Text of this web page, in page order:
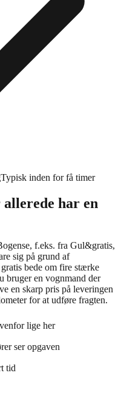
Typisk inden for få timer
har en
f.eks. fra Gul&gratis,
sig på grund af
bede om fire stærke
bruger en vognmand der
en skarp pris på leveringen
for at udføre fragten.
lige her
ser opgaven
tid